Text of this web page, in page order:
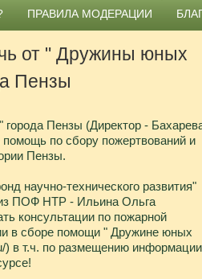
ПРАВИЛА МОДЕРАЦИИ
от " Дружины юных
Пензы
" города Пензы (Директор -
помощь по сбору пожертвований и
Пензы.
научно-технического развития"
ПОФ НТР - Ильина Ольга
консультации по пожарной
в сборе помощи " Дружине юных
) в т.ч. по размещению